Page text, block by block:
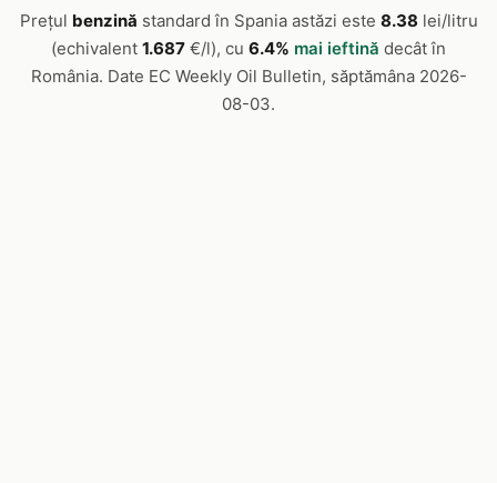
Prețul benzină standard în Spania astăzi este 8.38 lei/litru
(echivalent 1.687 €/l), cu 6.4% mai ieftină decât în
România. Date EC Weekly Oil Bulletin, săptămâna 2026-
08-03.